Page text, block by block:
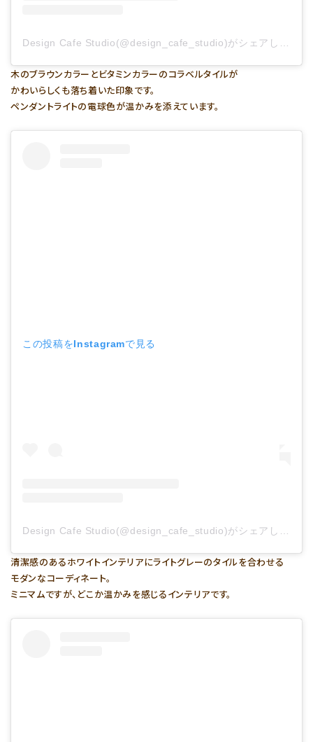
Design Cafe Studio(@design_cafe_studio)がシェアした投稿
木のブラウンカラーとビタミンカラーのコラベルタイルが
かわいらしくも落ち着いた印象です。
ペンダントライトの電球色が温かみを添えています。
この投稿をInstagramで見る
Design Cafe Studio(@design_cafe_studio)がシェアした投稿
清潔感のあるホワイトインテリアにライトグレーのタイルを合わせる
モダンなコーディネート。
ミニマムですが、どこか温かみを感じるインテリアです。